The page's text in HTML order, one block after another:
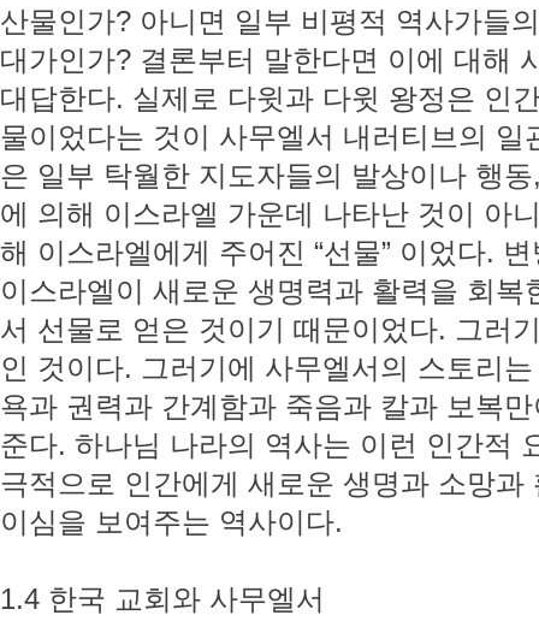
산물인가? 아니면 일부 비평적 역사가들
대가인가? 결론부터 말한다면 이에 대해
대답한다. 실제로 다윗과 다윗 왕정은 인
물이었다는 것이 사무엘서 내러티브의
은 일부 탁월한 지도자들의 발상이나 행
에 의해 이스라엘 가운데 나타난 것이 아
해 이스라엘에게 주어진 “선물” 이었다.
이스라엘이 새로운 생명력과 활력을 회
서 선물로 얻은 것이기 때문이었다. 그러
인 것이다. 그러기에 사무엘서의 스토리
욕과 권력과 간계함과 죽음과 칼과 보복
준다. 하나님 나라의 역사는 이런 인간적
극적으로 인간에게 새로운 생명과 소망
이심을 보여주는 역사이다.
1.4 한국 교회와 사무엘서